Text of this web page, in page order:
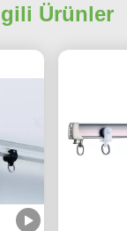
Ürünler